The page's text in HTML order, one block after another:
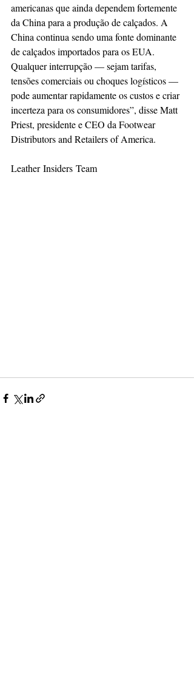
americanas que ainda dependem fortemente
da China para a produção de calçados. A
China continua sendo uma fonte dominante
de calçados importados para os EUA.
Qualquer interrupção — sejam tarifas,
tensões comerciais ou choques logísticos —
pode aumentar rapidamente os custos e criar
incerteza para os consumidores”, disse Matt
Priest, presidente e CEO da Footwear
Distributors and Retailers of America.
Leather Insiders Team